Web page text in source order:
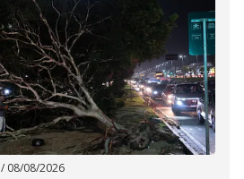
/ 08/08/2026